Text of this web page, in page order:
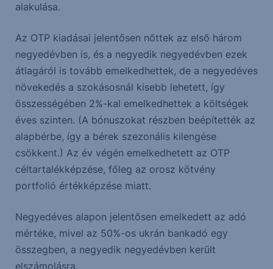
alakulása.
Az OTP kiadásai jelentősen nőttek az első három
negyedévben is, és a negyedik negyedévben ezek
átlagáról is tovább emelkedhettek, de a negyedéves
növekedés a szokásosnál kisebb lehetett, így
összességében 2%-kal emelkedhettek a költségek
éves szinten. (A bónuszokat részben beépítették az
alapbérbe, így a bérek szezonális kilengése
csökkent.) Az év végén emelkedhetett az OTP
céltartalékképzése, főleg az orosz kötvény
portfolió értékképzése miatt.
Negyedéves alapon jelentősen emelkedett az adó
mértéke, mivel az 50%-os ukrán bankadó egy
összegben, a negyedik negyedévben került
elszámolásra.